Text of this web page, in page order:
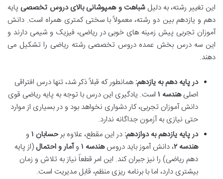
این تغییر رشته، به دلیلشباهت و همپوشانی بالای دروس تخصصی پایه
دهم و یازدهم بین دو رشته، معمولاً با سختی کمتری همراه است. دانش
آموزان تجربی پیش زمینه های خوبی در ریاضی، فیزیک و شیمی دارند و
این سه درس بخش عمده دروس تخصصی رشته ریاضی را تشکیل می
دهند.
در پایه دهم به یازدهم: همانطور که قبلاً ذکر شد، تنها درس افتراقی
اصلیهندسه ۱ است. یادگیری این درس با توجه به پایه ریاضی قوی
دانش آموزان تجربی، کار دشواری نخواهد بود و در بسیاری از موارد
حتی نیازی به آزمون جداگانه ندارد.
در پایه یازدهم به دوازدهم: در این مقطع، علاوه برحسابان ۱ و
هندسه ۲ ، دانش آموز باید دروسهندسه ۱ وآمار و احتمال (از پایه
دهم ریاضی) را نیز جبران کند. این امر قطعاً نیاز به تلاش و زمان
بیشتری دارد، اما با برنامه ریزی منظم، قابل مدیریت است.